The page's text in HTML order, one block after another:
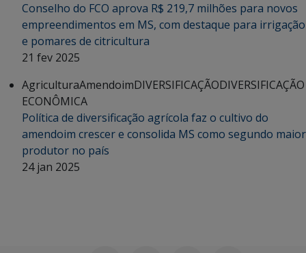
Conselho do FCO aprova R$ 219,7 milhões para novos
empreendimentos em MS, com destaque para irrigação
e pomares de citricultura
21 fev 2025
AgriculturaAmendoimDIVERSIFICAÇÃODIVERSIFICAÇÃO
ECONÔMICA
Política de diversificação agrícola faz o cultivo do
amendoim crescer e consolida MS como segundo maior
produtor no país
24 jan 2025